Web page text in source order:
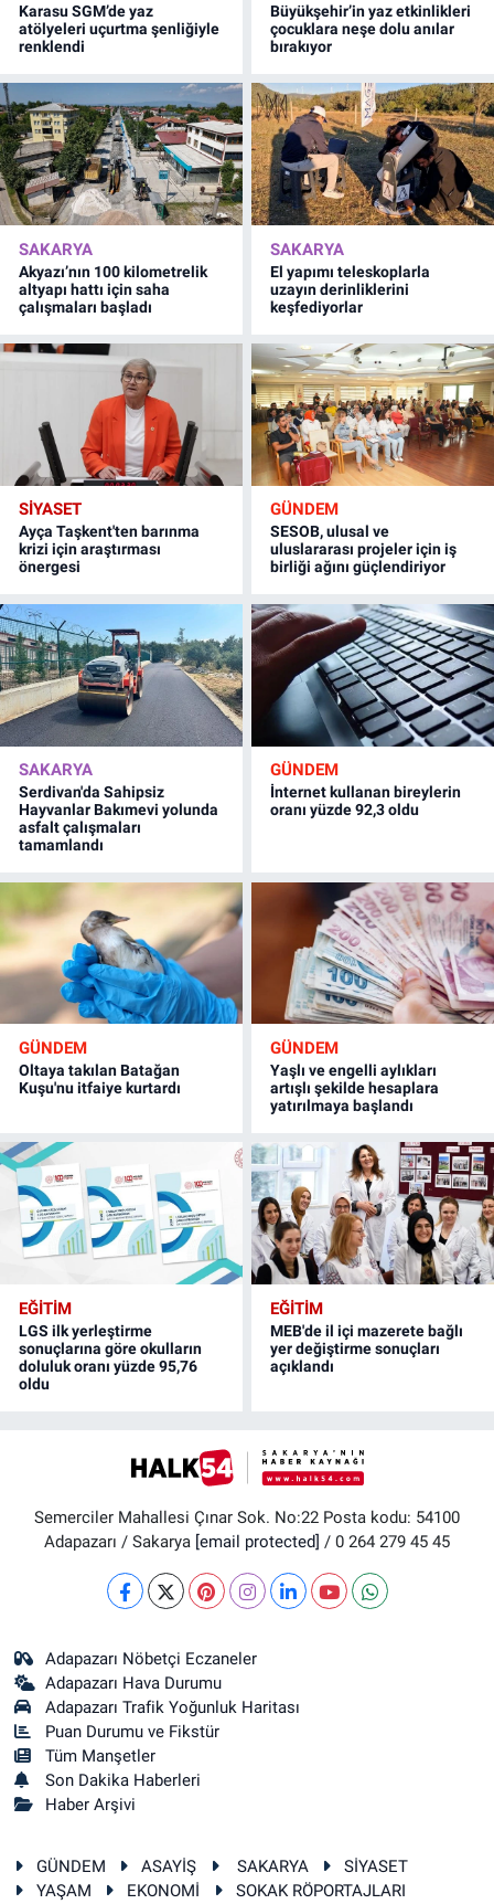
Karasu SGM’de yaz
atölyeleri uçurtma şenliğiyle
renklendi
Büyükşehir’in yaz etkinlikleri
çocuklara neşe dolu anılar
bırakıyor
SAKARYA
Akyazı’nın 100 kilometrelik
altyapı hattı için saha
çalışmaları başladı
SAKARYA
El yapımı teleskoplarla
uzayın derinliklerini
keşfediyorlar
SİYASET
Ayça Taşkent'ten barınma
krizi için araştırması
önergesi
GÜNDEM
SESOB, ulusal ve
uluslararası projeler için iş
birliği ağını güçlendiriyor
SAKARYA
Serdivan'da Sahipsiz
Hayvanlar Bakımevi yolunda
asfalt çalışmaları
tamamlandı
GÜNDEM
İnternet kullanan bireylerin
oranı yüzde 92,3 oldu
GÜNDEM
Oltaya takılan Batağan
Kuşu'nu itfaiye kurtardı
GÜNDEM
Yaşlı ve engelli aylıkları
artışlı şekilde hesaplara
yatırılmaya başlandı
EĞİTİM
LGS ilk yerleştirme
sonuçlarına göre okulların
doluluk oranı yüzde 95,76
oldu
EĞİTİM
MEB'de il içi mazerete bağlı
yer değiştirme sonuçları
açıklandı
Semerciler Mahallesi Çınar Sok. No:22 Posta kodu: 54100
Adapazarı / Sakarya [email protected] / 0 264 279 45 45
Adapazarı Nöbetçi Eczaneler
Adapazarı Hava Durumu
Adapazarı Trafik Yoğunluk Haritası
Puan Durumu ve Fikstür
Tüm Manşetler
Son Dakika Haberleri
Haber Arşivi
GÜNDEM ASAYİŞ SAKARYA
SİYASET
YAŞAM
EKONOMİ SOKAK RÖPORTAJLARI